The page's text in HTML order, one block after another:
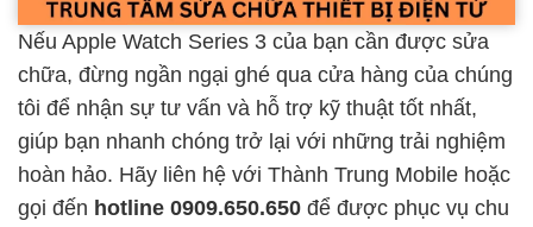
Nếu Apple Watch Series 3 của bạn cần được sửa
chữa, đừng ngần ngại ghé qua cửa hàng của chúng
tôi để nhận sự tư vấn và hỗ trợ kỹ thuật tốt nhất,
giúp bạn nhanh chóng trở lại với những trải nghiệm
hoàn hảo. Hãy liên hệ với Thành Trung Mobile hoặc
gọi đến hotline 0909.650.650 để được phục vụ chu